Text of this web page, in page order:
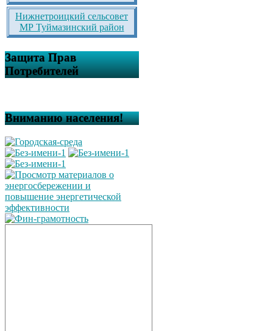
Нижнетроицкий сельсовет
МР Туймазинский район
Защита Прав
Потребителей
Вниманию населения!